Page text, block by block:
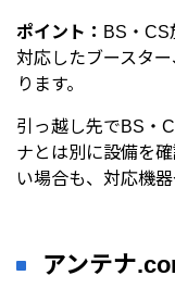
ポイント： BS・CS
対応したブースタ
ります。
引っ越し先でBS・
ナとは別に設備を
い場合も、対応機
アンテナ